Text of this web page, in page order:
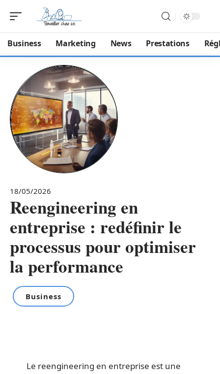
Business Marketing News Prestations
18/05/2026
Reengineering en
entreprise : redéfinir le
processus pour optimiser
la performance
Business
Le reengineering en entreprise est une